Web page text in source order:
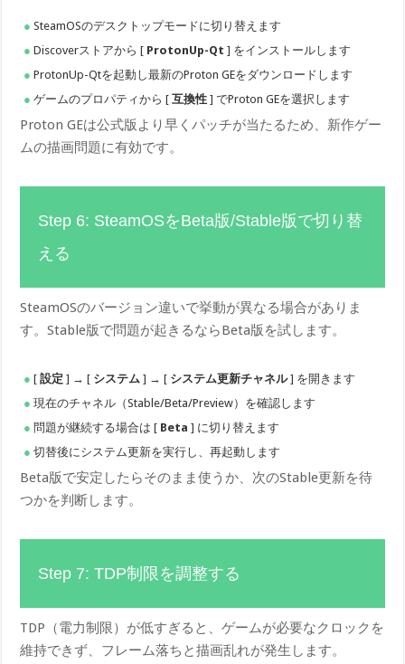
SteamOSのデスクトップモードに切り替えます
Discoverストアから [ ProtonUp-Qt ] をインストールします
ProtonUp-Qtを起動し最新のProton GEをダウンロードします
ゲームのプロパティから [互換性 ] でProton GEを選択します
Proton GEは公式版より早くパッチが当たるため、新作ゲー
ムの描画問題に有効です。
Step 6: SteamOSをBeta版/Stable版で切り替
える
SteamOSのバージョン違いで挙動が異なる場合がありま
す。Stable版で問題が起きるならBeta版を試します。
[設定 ] → [ システム ] → [ システム更新チャネル] を開きます
現在のチャネル（Stable/Beta/Preview）を確認します
問題が継続する場合は [ Beta ] に切り替えます
切替後にシステム更新を実行し、再起動します
Beta版で安定したらそのまま使うか、次のStable更新を待
つかを判断します。
Step 7: TDP制限を調整する
TDP（電力制限）が低すぎると、ゲームが必要なクロックを
維持できず、フレーム落ちと描画乱れが発生します。